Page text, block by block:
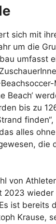
sich mit
um die
umfasst
Beach‘
bis zu
alles
die
von
2023 wieder
ist bereits
Krause,